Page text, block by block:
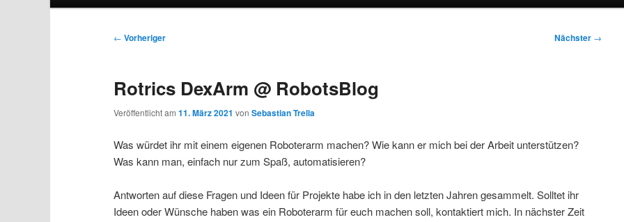
Beitragsnavigation
← Vorheriger Nächster →
Rotrics DexArm @ RobotsBlog
Veröffentlicht am11. März 2021 vonSebastian Trella
Was würdet ihr mit einem eigenen Roboterarm machen? Wie kann er mich bei der Arbeit unterstützen?
Was kann man, einfach nur zum Spaß, automatisieren?
Antworten auf diese Fragen und Ideen für Projekte habe ich in den letzten Jahren gesammelt. Solltet ihr
Ideen oder Wünsche haben was ein Roboterarm für euch machen soll, kontaktiert mich. In nächster Zeit